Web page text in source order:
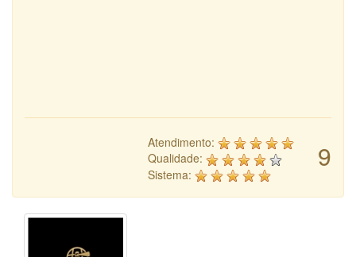
9
Atendimento:
Qualidade:
Sistema: